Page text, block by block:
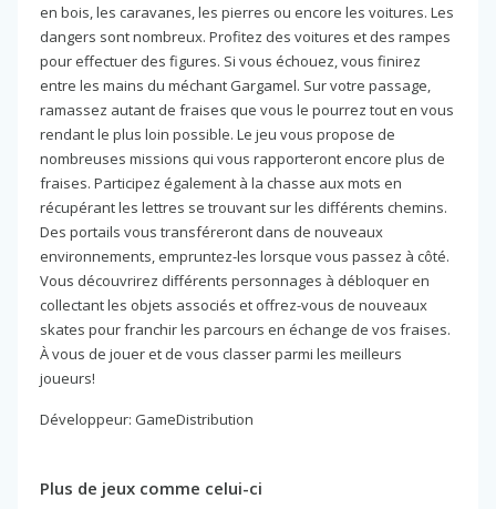
en bois, les caravanes, les pierres ou encore les voitures. Les
dangers sont nombreux. Profitez des voitures et des rampes
pour effectuer des figures. Si vous échouez, vous finirez
entre les mains du méchant Gargamel. Sur votre passage,
ramassez autant de fraises que vous le pourrez tout en vous
rendant le plus loin possible. Le jeu vous propose de
nombreuses missions qui vous rapporteront encore plus de
fraises. Participez également à la chasse aux mots en
récupérant les lettres se trouvant sur les différents chemins.
Des portails vous transféreront dans de nouveaux
environnements, empruntez-les lorsque vous passez à côté.
Vous découvrirez différents personnages à débloquer en
collectant les objets associés et offrez-vous de nouveaux
skates pour franchir les parcours en échange de vos fraises.
À vous de jouer et de vous classer parmi les meilleurs
joueurs!
Développeur: GameDistribution
Plus de jeux comme celui-ci